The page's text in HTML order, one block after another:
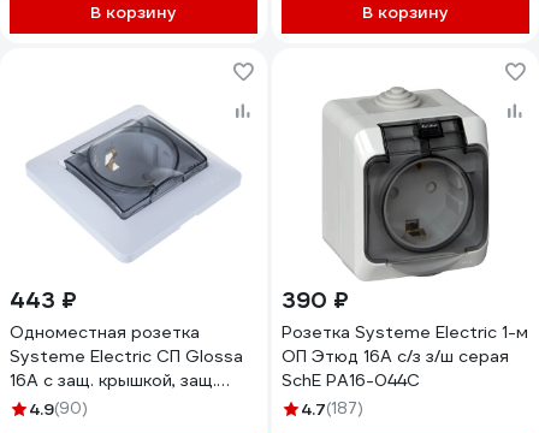
В корзину В корзину
443 ₽
Одноместная розетка
Systeme Electric СП Glossa
16А с защ. крышкой, защ.
шторки, с заземлением IP44
4.9(90)
390 ₽
Розетка Systeme Electric 1-м
ОП Этюд 16А c/з з/ш серая
SchE PA16-044C
4.7(187)